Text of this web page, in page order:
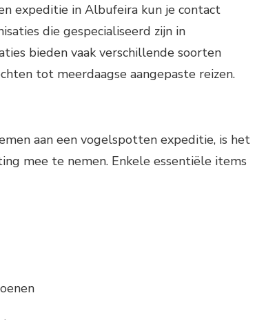
expeditie in Albufeira kun je contact
die gespecialiseerd zijn in
bieden vaak verschillende soorten
tot meerdaagse aangepaste reizen.
aan een vogelspotten expeditie, is het
mee te nemen. Enkele essentiële items